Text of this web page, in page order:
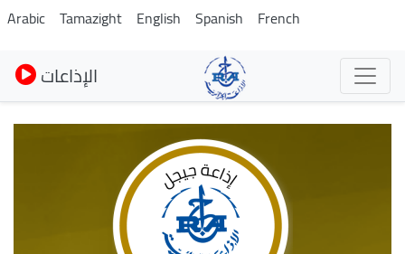
Skip
to
main
content
Arabic Tamazight English Spanish French
الإذاعات